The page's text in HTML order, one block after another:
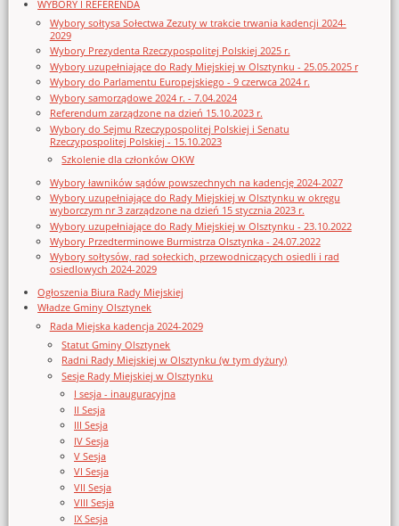
WYBORY I REFERENDA
Wybory sołtysa Sołectwa Zezuty w trakcie trwania kadencji 2024-
2029
Wybory Prezydenta Rzeczypospolitej Polskiej 2025 r.
Wybory uzupełniające do Rady Miejskiej w Olsztynku - 25.05.2025 r
Wybory do Parlamentu Europejskiego - 9 czerwca 2024 r.
Wybory samorządowe 2024 r. - 7.04.2024
Referendum zarządzone na dzień 15.10.2023 r.
Wybory do Sejmu Rzeczypospolitej Polskiej i Senatu
Rzeczypospolitej Polskiej - 15.10.2023
Szkolenie dla członków OKW
Wybory ławników sądów powszechnych na kadencję 2024-2027
Wybory uzupełniające do Rady Miejskiej w Olsztynku w okręgu
wyborczym nr 3 zarządzone na dzień 15 stycznia 2023 r.
Wybory uzupełniające do Rady Miejskiej w Olsztynku - 23.10.2022
Wybory Przedterminowe Burmistrza Olsztynka - 24.07.2022
Wybory sołtysów, rad sołeckich, przewodniczących osiedli i rad
osiedlowych 2024-2029
Ogłoszenia Biura Rady Miejskiej
Władze Gminy Olsztynek
Rada Miejska kadencja 2024-2029
Statut Gminy Olsztynek
Radni Rady Miejskiej w Olsztynku (w tym dyżury)
Sesje Rady Miejskiej w Olsztynku
I sesja - inauguracyjna
II Sesja
III Sesja
IV Sesja
V Sesja
VI Sesja
VII Sesja
VIII Sesja
IX Sesja